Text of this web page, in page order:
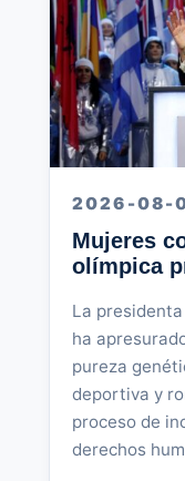
2026-08-
Mujeres
olímpica
La
ha
pureza
deportiva y
proceso de
derechos